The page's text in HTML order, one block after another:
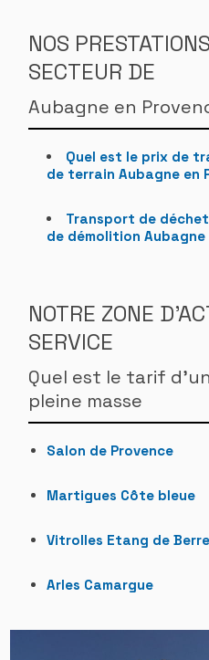
NOS
SECTEUR DE
Aubagne en
Quel est le prix de
de terrain Aubagne en
Transport de
de démolition Aubagne
NOTRE ZONE
SERVICE
Quel est le tarif
pleine masse
Salon de Provence
Martigues Côte bleue
Vitrolles Etang de Berre
Arles Camargue